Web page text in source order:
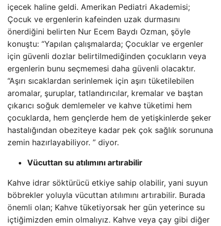
içecek haline geldi. Amerikan Pediatri Akademisi;
Çocuk ve ergenlerin kafeinden uzak durmasını
önerdiğini belirten Nur Ecem Baydı Ozman, şöyle
konuştu: “Yapılan çalışmalarda; Çocuklar ve ergenler
için güvenli dozlar belirtilmediğinden çocukların veya
ergenlerin bunu seçmemesi daha güvenli olacaktır.
“Aşırı sıcaklardan serinlemek için aşırı tüketilebilen
aromalar, şuruplar, tatlandırıcılar, kremalar ve baştan
çıkarıcı soğuk demlemeler ve kahve tüketimi hem
çocuklarda, hem gençlerde hem de yetişkinlerde şeker
hastalığından obeziteye kadar pek çok sağlık sorununa
zemin hazırlayabiliyor. ” diyor.
Vücuttan su atılımını artırabilir
Kahve idrar söktürücü etkiye sahip olabilir, yani suyun
böbrekler yoluyla vücuttan atılımını artırabilir. Burada
önemli olan; Kahve tüketiyorsak her gün yeterince su
içtiğimizden emin olmalıyız. Kahve veya çay gibi diğer